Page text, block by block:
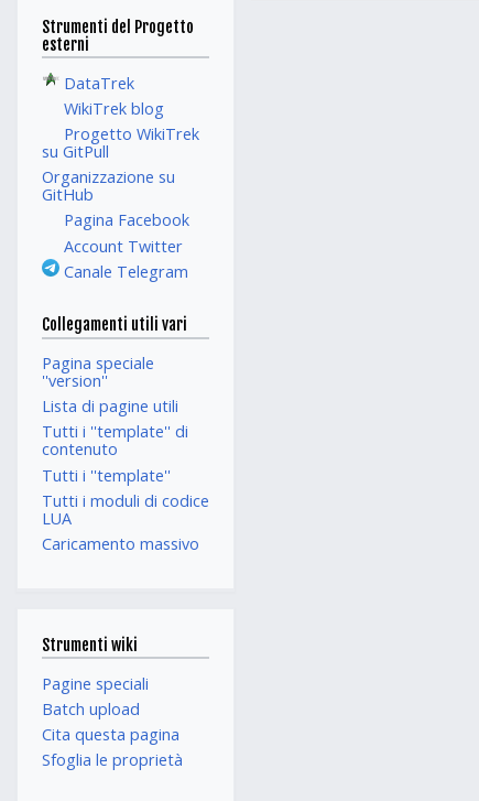
Strumenti del Progetto
esterni
DataTrek
WikiTrek blog
Progetto WikiTrek
su GitPull
Organizzazione su
GitHub
Pagina Facebook
Account Twitter
Canale Telegram
Collegamenti utili vari
Pagina speciale
''version''
Lista di pagine utili
Tutti i ''template'' di
contenuto
Tutti i ''template''
Tutti i moduli di codice
LUA
Caricamento massivo
Strumenti wiki
Pagine speciali
Batch upload
Cita questa pagina
Sfoglia le proprietà